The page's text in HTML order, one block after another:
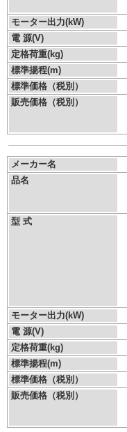
モーター出力(kW)
電 源(V)
定格荷重(kg)
標準揚程(m)
標準価格（税別）
販売価格（税別）
メーカー名
品名
型 式
モーター出力(kW)
電 源(V)
定格荷重(kg)
標準揚程(m)
標準価格（税別）
販売価格（税別）